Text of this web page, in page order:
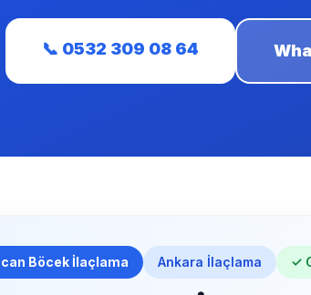
📞 0532 309 08 64
Böcek İlaçlama Ankara İlaçlama ✓